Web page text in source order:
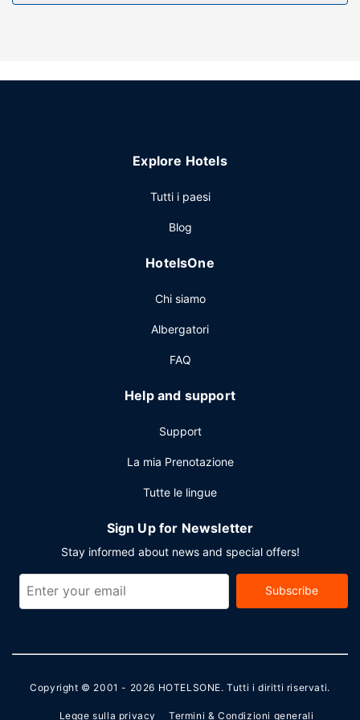
giorno e notte. Questo aparthotel dispone, inoltre, di il Wi-
ascensore. Il un parcheggio (a pagamento) è disponibile in
Explore Hotels
Tutti i paesi
Blog
HotelsOne
Chi siamo
Albergatori
FAQ
Help and support
Support
La mia Prenotazione
Tutte le lingue
Sign Up for Newsletter
Stay informed about news and special offers!
Subscribe
Copyright © 2001 - 2026 HOTELSONE. Tutti i diritti riservati.
Legge sulla privacy Termini & Condizioni generali